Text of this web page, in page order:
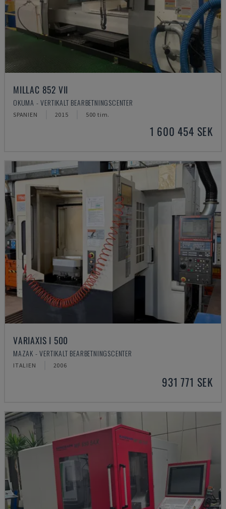
MILLAC 852 VII
OKUMA - VERTIKALT BEARBETNINGSCENTER
SPANIEN 2015 500 tim.
1 600 454 SEK
VARIAXIS I 500
MAZAK - VERTIKALT BEARBETNINGSCENTER
ITALIEN 2006
931 771 SEK